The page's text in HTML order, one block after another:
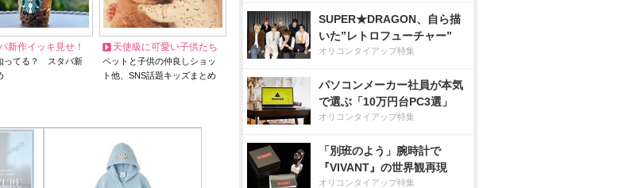
新作イッキ見せ！
ってる？ スタバ新
天使級に可愛い子供たち
ペットと子供の仲良しショッ
ト他、SNS話題キッズまとめ
SUPER★DRAGON、自ら描
いた”レトロフューチャー”
オリコンタイアップ特集
パソコンメーカー社員が本気
で選ぶ「10万円台PC3選」
オリコンタイアップ特集
「別班のよう」腕時計で
『VIVANT』の世界観再現
オリコンタイアップ特集